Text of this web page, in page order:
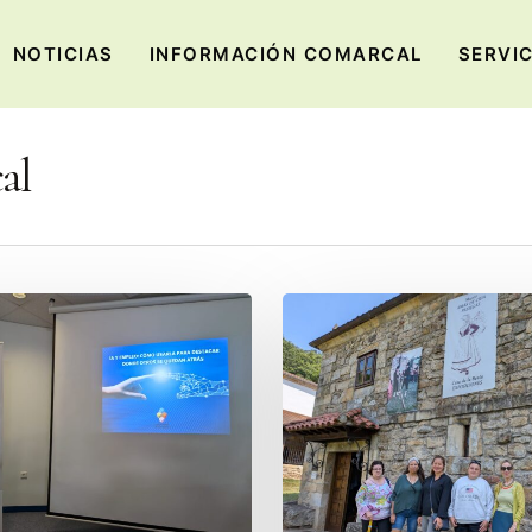
NOTICIAS INFORMACIÓN COMARCAL
mirada
al
pasado
para
comprender
el